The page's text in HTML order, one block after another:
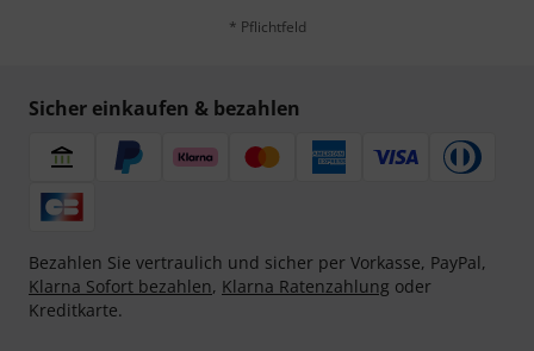
* Pflichtfeld
Sicher einkaufen & bezahlen
Bezahlen Sie vertraulich und sicher per Vorkasse, PayPal,
Klarna Sofort bezahlen, Klarna Ratenzahlung oder
Kreditkarte.